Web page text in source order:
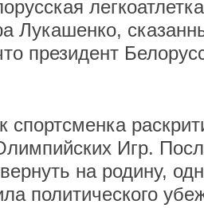
Лукашенко,
президент
спортсменка
Игр.
на родину,
политического